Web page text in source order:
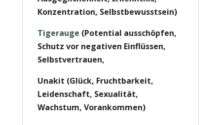
Konzentration, Selbstbewusstsein)
Tigerauge (Potential ausschöpfen,
Schutz vor negativen Einflüssen,
Selbstvertrauen,
Unakit (Glück, Fruchtbarkeit,
Leidenschaft, Sexualität,
Wachstum, Vorankommen)